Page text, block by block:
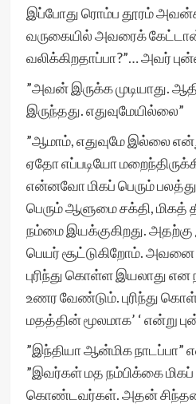
இப்போது ரொம்ப தூரம்
வருகையில் அவரைக்
வலிக்கிறதாப்பா?”… அவர்
”அவன் இருக்க முடியாது.
இருந்தது. எதுவுமேயில்லை”
”ஆமாம், எதுவுமே இல்லை
ஏதோ எப்படியோ
என்னவோ மிகப் பெரும்
பெரும் ஆளுமை சக்தி, மிகத்
நம்மை இயக்குகிறது.
பெயர் சூட்டுகிறோம். அவனை
புரிந்து கொள்ள இயலாது என
உணர வேண்டும். புரிந்து
மதத்தின் மூலமாக’ ‘ என்று
”இந்தியா ஆன்மிக நாடப்பா”
”இவர்கள் மத நம்பிக்கை
கொண்டவர்கள். அதன்